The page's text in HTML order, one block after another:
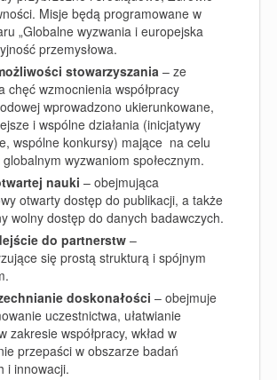
. Misje będą programowane w
„Globalne wyzwania i europejska
przemysłowa.
stowarzyszania – ze
chęć wzmocnienia współpracy
wprowadzono ukierunkowane,
i wspólne działania (inicjatywy
wspólne konkursy) mające na celu
wyzwaniom społecznym.
nauki – obejmująca
otwarty dostęp do publikacji, a także
wolny dostęp do danych badawczych.
do partnerstw –
się prostą strukturą i spójnym
doskonałości – obejmuje
uczestnictwa, ułatwianie
zakresie współpracy, wkład w
przepaści w obszarze badań
i innowacji.